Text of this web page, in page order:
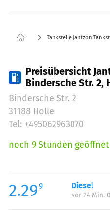
Tankstelle Jantzon
Preisübersicht
Bindersche Str. 2,
Bindersche Str. 2
31188 Holle
Tel: +495062963070
noch 9 Stunden geöffnet
Mittwoch:
Donnerstag:
2.29 9 Diesel
vor 24 Min.